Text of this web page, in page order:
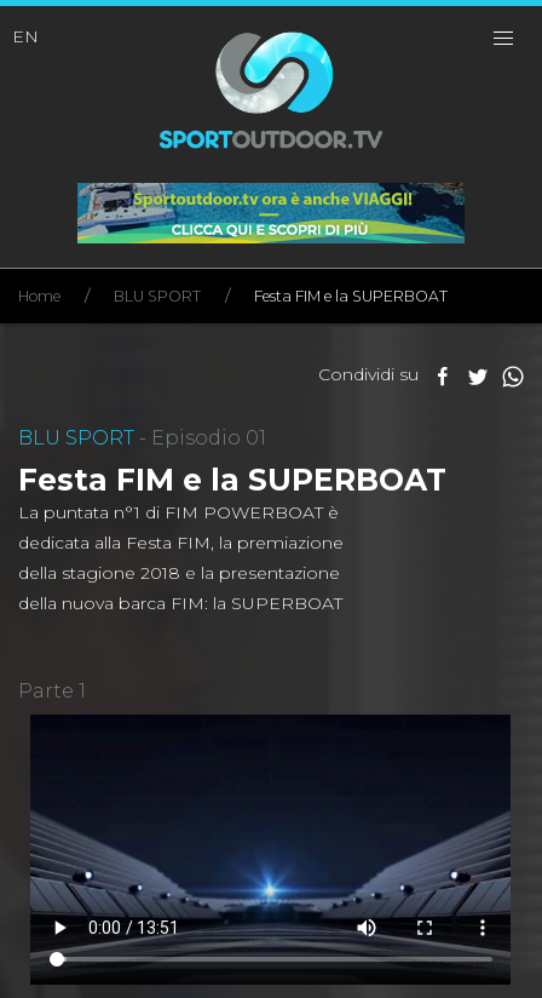
EN
Home BLU SPORT Festa FIM e la SUPERBOAT
Condividi su
BLU SPORT - Episodio 01
Festa FIM e la SUPERBOAT
La puntata n°1 di FIM POWERBOAT è
dedicata alla Festa FIM, la premiazione
della stagione 2018 e la presentazione
della nuova barca FIM: la SUPERBOAT
Parte 1